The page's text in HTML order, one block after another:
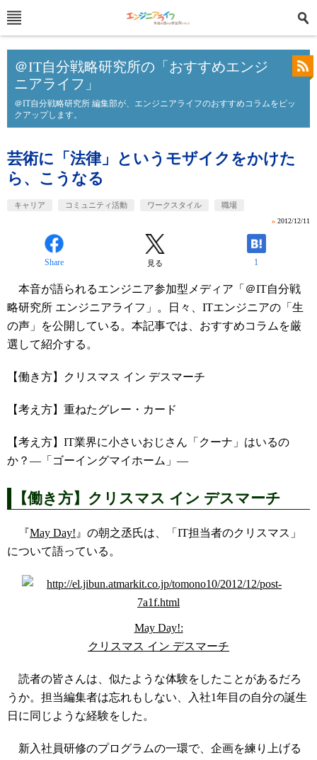
＠IT自分戦略研究所の「おすすめエンジ
ニアライフ」
＠IT自分戦略研究所 編集部が、エンジニアライフのおすすめコラムをピッ
クアップします。
芸術に「法律」というモザイクをかけた
ら、こうなる
キャリア コミュニティ活動 ワークスタイル 職場
» 2012/12/11
Share 見る 1
本音が語られるエンジニア参加型メディア「＠IT自分戦
略研究所 エンジニアライフ」。日々、ITエンジニアの「生
の声」を公開している。本記事では、おすすめコラムを厳
選して紹介する。
【働き方】クリスマス イン デスマーチ
【考え方】重ねたグレー・カード
【考え方】IT業界に小さいおじさん「クーナ」はいるの
か？―「ゴーイングマイホーム」―
【働き方】クリスマス イン デスマーチ
『May Day! 』の朝之丞氏は、「IT担当者のクリスマス」
について語っている。
May Day!:
クリスマス イン デスマーチ
読者の皆さんは、似たような体験をしたことがあるだろ
うか。担当編集者は忘れもしない、入社1年目の自分の誕生
日に同じような経験をした。
新入社員研修のプログラムの一環で、企画を練り上げる